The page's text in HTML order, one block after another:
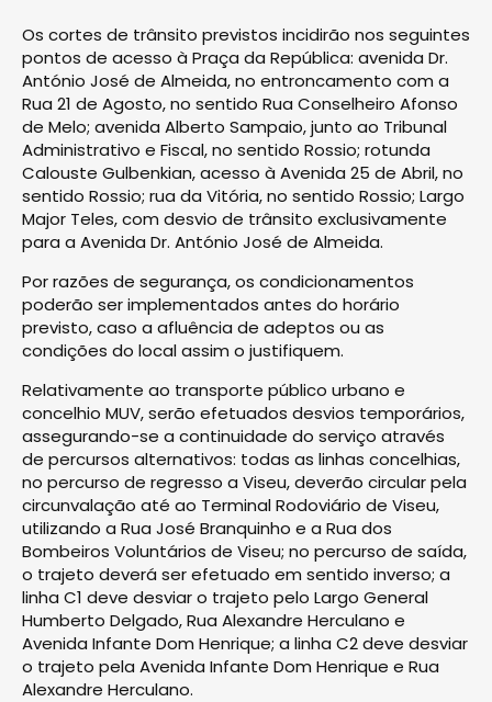
Os cortes de trânsito previstos incidirão nos seguintes
pontos de acesso à Praça da República: avenida Dr.
António José de Almeida, no entroncamento com a
Rua 21 de Agosto, no sentido Rua Conselheiro Afonso
de Melo; avenida Alberto Sampaio, junto ao Tribunal
Administrativo e Fiscal, no sentido Rossio; rotunda
Calouste Gulbenkian, acesso à Avenida 25 de Abril, no
sentido Rossio; rua da Vitória, no sentido Rossio; Largo
Major Teles, com desvio de trânsito exclusivamente
para a Avenida Dr. António José de Almeida.
Por razões de segurança, os condicionamentos
poderão ser implementados antes do horário
previsto, caso a afluência de adeptos ou as
condições do local assim o justifiquem.
Relativamente ao transporte público urbano e
concelhio MUV, serão efetuados desvios temporários,
assegurando-se a continuidade do serviço através
de percursos alternativos: todas as linhas concelhias,
no percurso de regresso a Viseu, deverão circular pela
circunvalação até ao Terminal Rodoviário de Viseu,
utilizando a Rua José Branquinho e a Rua dos
Bombeiros Voluntários de Viseu; no percurso de saída,
o trajeto deverá ser efetuado em sentido inverso; a
linha C1 deve desviar o trajeto pelo Largo General
Humberto Delgado, Rua Alexandre Herculano e
Avenida Infante Dom Henrique; a linha C2 deve desviar
o trajeto pela Avenida Infante Dom Henrique e Rua
Alexandre Herculano.